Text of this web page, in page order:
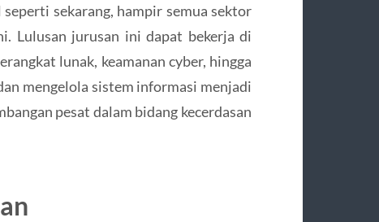
sekarang, hampir semua sektor
Lulusan jurusan ini dapat bekerja di
lunak, keamanan cyber, hingga
mengelola sistem informasi menjadi
pesat dalam bidang kecerdasan